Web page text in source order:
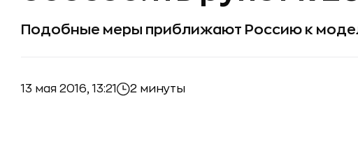
Подобные меры приближают Россию к
13 мая 2016, 13:21 2 минуты